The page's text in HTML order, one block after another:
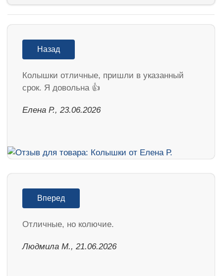
Назад
Колышки отличные, пришли в указанный
срок. Я довольна 👍
Елена Р., 23.06.2026
Вперед
Отличные, но колючие.
Людмила М., 21.06.2026